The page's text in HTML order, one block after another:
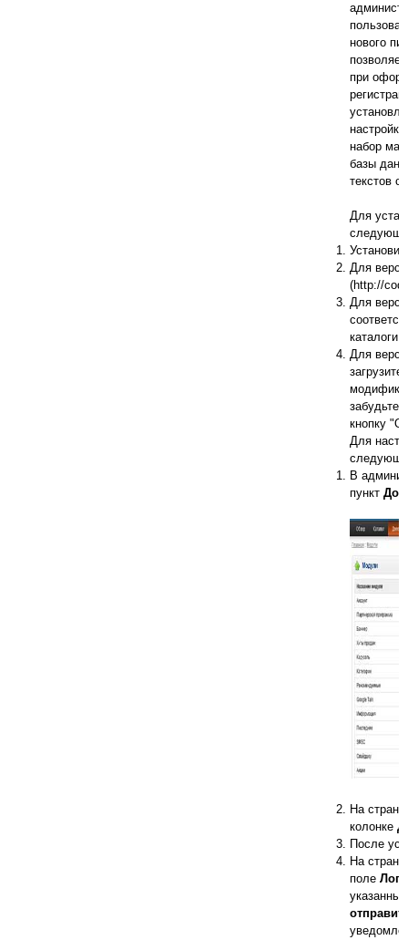
нового
при
набор
базы
текстов
Для
Для
(http://
Для
каталоги.
Для
забудьте
кнопку
Для
В
пункт
На
колонке
После
На
поле